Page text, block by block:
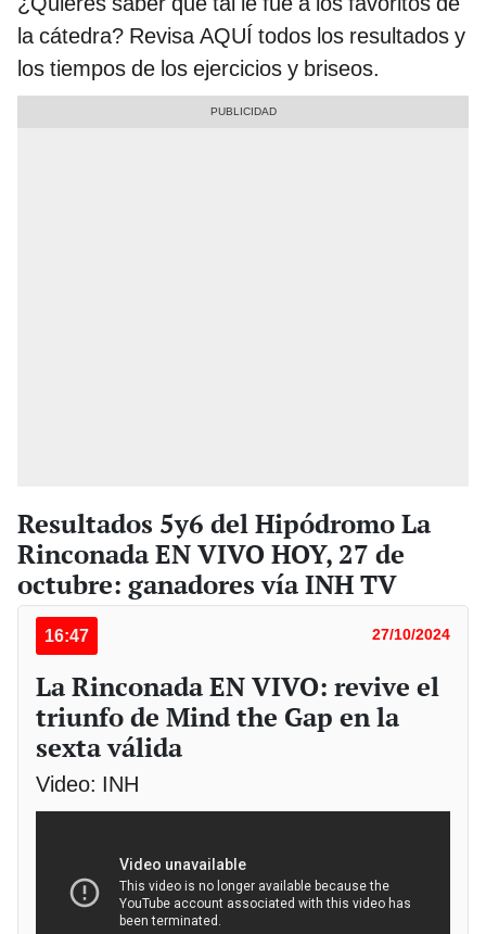
la cátedra? Revisa AQUÍ todos los resultados y
los tiempos de los ejercicios y briseos.
Resultados 5y6 del Hipódromo La
Rinconada EN VIVO HOY, 27 de
octubre: ganadores vía INH TV
16:47 27/10/2024
La Rinconada EN VIVO: revive el
triunfo de Mind the Gap en la
sexta válida
Video: INH